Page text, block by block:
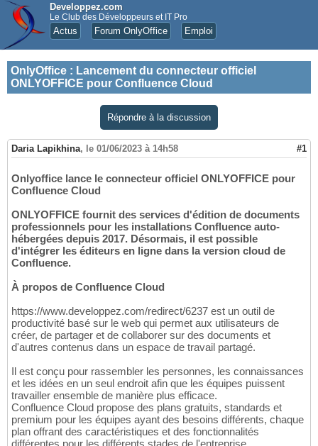
Developpez.com
Le Club des Développeurs et IT Pro
Actus Forum OnlyOffice Emploi
OnlyOffice : Lancement du connecteur officiel
ONLYOFFICE pour Confluence Cloud
Répondre à la discussion
Daria Lapikhina, le 01/06/2023 à 14h58 #1
Onlyoffice lance le connecteur officiel ONLYOFFICE pour
Confluence Cloud
ONLYOFFICE fournit des services d'édition de documents
professionnels pour les installations Confluence auto-
hébergées depuis 2017. Désormais, il est possible
d'intégrer les éditeurs en ligne dans la version cloud de
Confluence.
À propos de Confluence Cloud
https://www.developpez.com/redirect/6237 est un outil de
productivité basé sur le web qui permet aux utilisateurs de
créer, de partager et de collaborer sur des documents et
d'autres contenus dans un espace de travail partagé.
Il est conçu pour rassembler les personnes, les connaissances
et les idées en un seul endroit afin que les équipes puissent
travailler ensemble de manière plus efficace.
Confluence Cloud propose des plans gratuits, standards et
premium pour les équipes ayant des besoins différents, chaque
plan offrant des caractéristiques et des fonctionnalités